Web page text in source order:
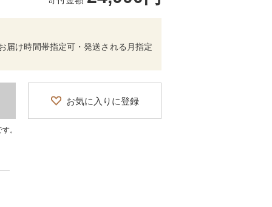
届け時間帯指定可・発送される月指定
お気に入りに登録
。